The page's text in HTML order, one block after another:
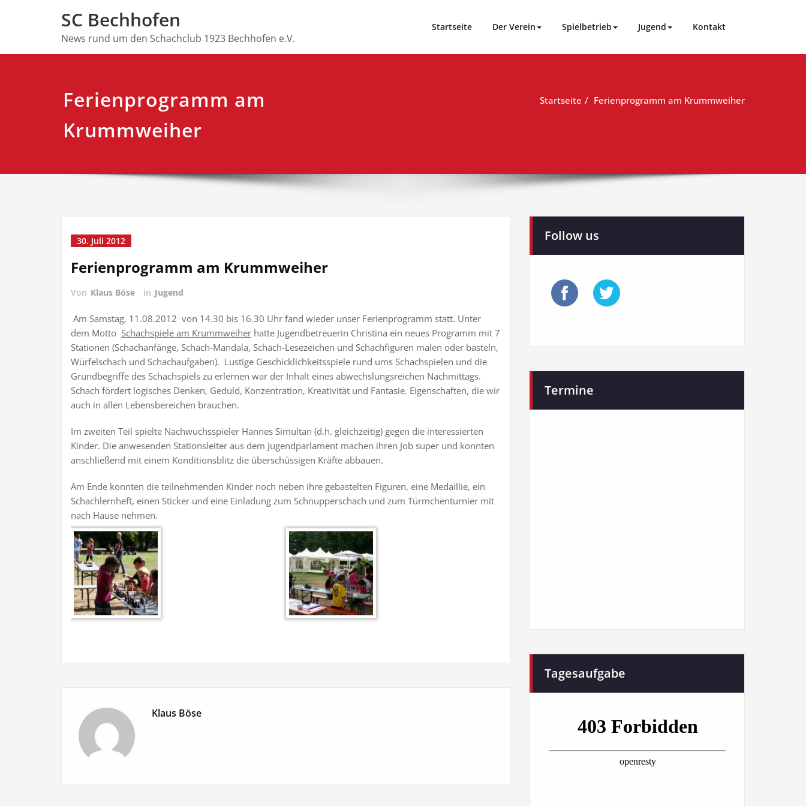
SC Bechhofen
News rund um den Schachclub 1923 Bechhofen e.V.
Startseite Der Verein Spielbetrieb Jugend Kontakt
Ferienprogramm am
Krummweiher
Startseite Ferienprogramm am Krummweiher
30. Juli 2012
Ferienprogramm am Krummweiher
Von Klaus Böse in Jugend
Am Samstag, 11.08.2012 von 14.30 bis 16.30 Uhr fand wieder unser Ferienprogramm statt. Unter
dem Motto Schachspiele am Krummweiher hatte Jugendbetreuerin Christina ein neues Programm mit 7
Stationen (Schachanfänge, Schach-Mandala, Schach-Lesezeichen und Schachfiguren malen oder basteln,
Würfelschach und Schachaufgaben). Lustige Geschicklichkeitsspiele rund ums Schachspielen und die
Grundbegriffe des Schachspiels zu erlernen war der Inhalt eines abwechslungsreichen Nachmittags.
Schach fördert logisches Denken, Geduld, Konzentration, Kreativität und Fantasie. Eigenschaften, die wir
auch in allen Lebensbereichen brauchen.
Im zweiten Teil spielte Nachwuchsspieler Hannes Simultan (d.h. gleichzeitig) gegen die interessierten
Kinder. Die anwesenden Stationsleiter aus dem Jugendparlament machen ihren Job super und konnten
anschließend mit einem Konditionsblitz die überschüssigen Kräfte abbauen.
Am Ende konnten die teilnehmenden Kinder noch neben ihre gebastelten Figuren, eine Medaillie, ein
Schachlernheft, einen Sticker und eine Einladung zum Schnupperschach und zum Türmchenturnier mit
nach Hause nehmen.
Klaus Böse
Follow us
Termine
Tagesaufgabe